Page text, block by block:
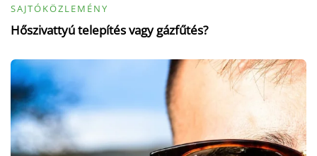
SAJTÓKÖZLEMÉNY
Hőszivattyú telepítés vagy gázfűtés?